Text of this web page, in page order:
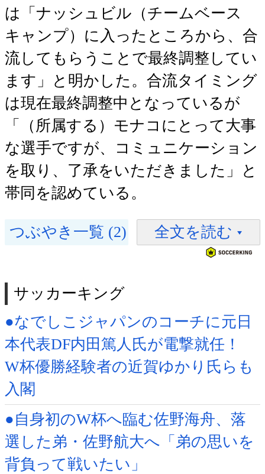
は「ナッシュビル（チームベース
キャンプ）に入ったところから、合
流してもらうことで最終調整してい
ます」と明かした。合流タイミング
は現在最終調整中となっているが
「（所属する）モナコにとって大事
な選手ですが、コミュニケーション
を取り、了承をいただきました」と
帯同を認めている。
つぶやき一覧 (2) 全文を読む
サッカーキング
●なでしこジャパンのコーチに元日
本代表DF内田篤人氏が電撃就任！
W杯優勝経験者の近賀ゆかり氏らも
入閣
●自身初のW杯へ臨む佐野海舟、落
選した弟・佐野航大へ「弟の思いを
背負って戦いたい」